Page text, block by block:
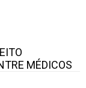
MÉDICOS